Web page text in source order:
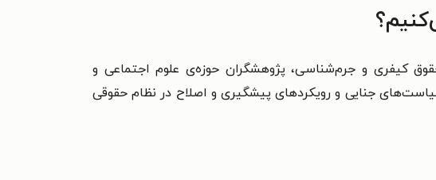
کیفری و جرم‌شناسی، پژوهشگران حوزه‌ی علوم اجتماعی و
جنایی و رویکردهای پیشگیری و اصلاح در نظام حقوقی